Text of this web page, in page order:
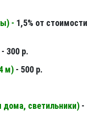
- 1,5% от стоимости
- 300 р.
м) - 500 р.
светильники) -